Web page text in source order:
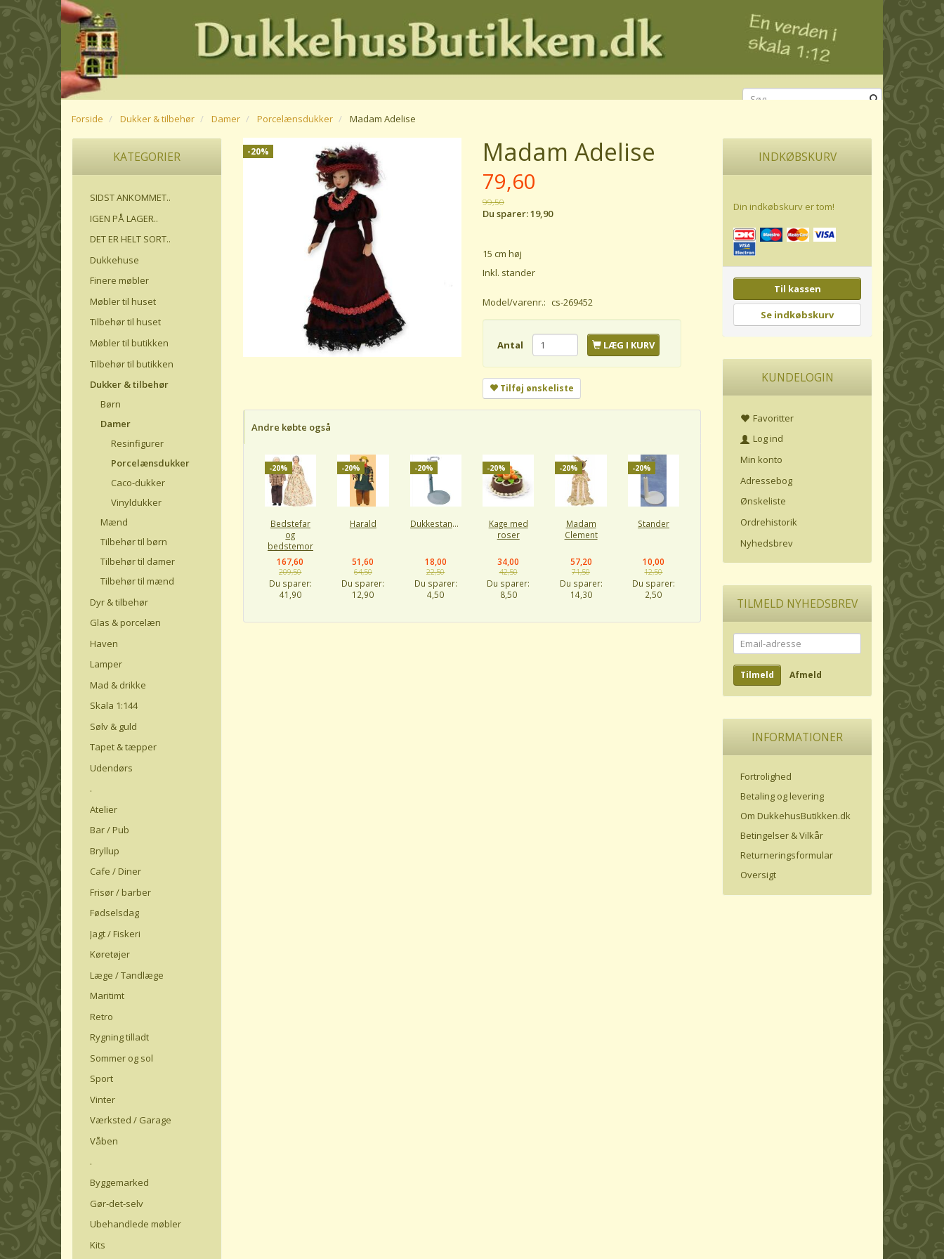
Forside Dukker & tilbehør Damer Porcelænsdukker Madam Adelise
KATEGORIER
SIDST ANKOMMET..
IGEN PÅ LAGER..
DET ER HELT SORT..
Dukkehuse
Finere møbler
Møbler til huset
Tilbehør til huset
Møbler til butikken
Tilbehør til butikken
Dukker & tilbehør
Børn
Damer
Resinfigurer
Porcelænsdukker
Caco-dukker
Vinyldukker
Mænd
Tilbehør til børn
Tilbehør til damer
Tilbehør til mænd
Dyr & tilbehør
Glas & porcelæn
Haven
Lamper
Mad & drikke
Skala 1:144
Sølv & guld
Tapet & tæpper
Udendørs
.
Atelier
Bar / Pub
Bryllup
Cafe / Diner
Frisør / barber
Fødselsdag
Jagt / Fiskeri
Køretøjer
Læge / Tandlæge
Maritimt
Retro
Rygning tilladt
Sommer og sol
Sport
Vinter
Værksted / Garage
Våben
.
Byggemarked
Gør-det-selv
Ubehandlede møbler
Kits
-20% Madam Adelise
79,60
99,50
Du sparer:19,90
15 cm høj
Inkl. stander
Model/varenr.: cs-269452
Antal LÆG I KURV
Tilføj ønskeliste
Andre købte også
-20%
Bedstefar
og
bedstemor
167,60
209,50
Du sparer:
41,90
-20%
Harald
51,60
64,50
Du sparer:
12,90
-20%
Dukkestander
18,00
22,50
Du sparer:
4,50
-20%
Kage med
roser
34,00
42,50
Du sparer:
8,50
-20%
Madam
Clement
57,20
71,50
Du sparer:
14,30
-20%
Stander
10,00
12,50
Du sparer:
2,50
INDKØBSKURV
Din indkøbskurv er tom!
Til kassen
Se indkøbskurv
KUNDELOGIN
Favoritter
Log ind
Min konto
Adressebog
Ønskeliste
Ordrehistorik
Nyhedsbrev
TILMELD NYHEDSBREV
Email-
adresse
Tilmeld Afmeld
INFORMATIONER
Fortrolighed
Betaling og levering
Om DukkehusButikken.dk
Betingelser & Vilkår
Returneringsformular
Oversigt